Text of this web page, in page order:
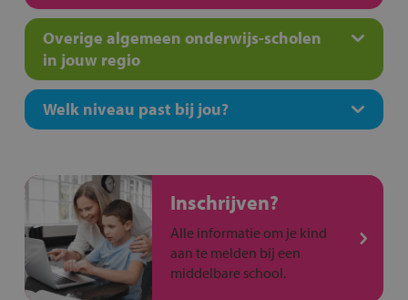
Overige algemeen onderwijs-scholen
in jouw regio
Welk niveau past bij jou?
Inschrijven?
Alle informatie om je kind
aan te melden bij een
middelbare school.